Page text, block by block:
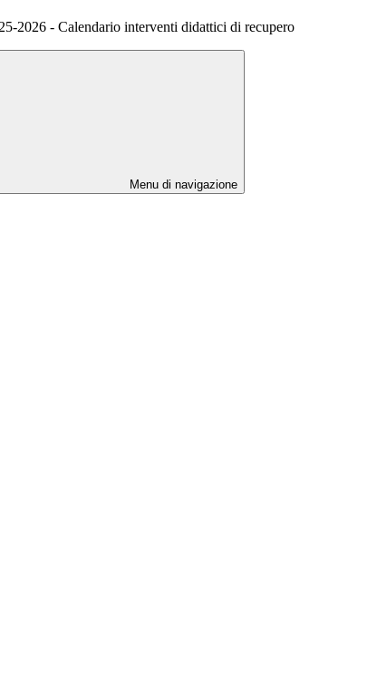
2026 - Calendario interventi didattici di recupero
Menu di navigazione